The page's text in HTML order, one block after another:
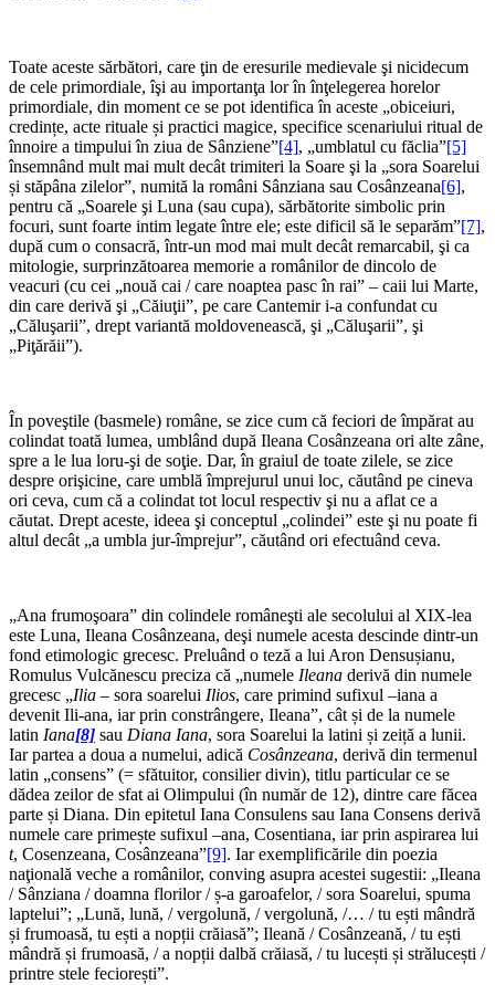
Toate aceste sărbători, care ţin de eresurile medievale şi nicidecum
de cele primordiale, îşi au importanţa lor în înţelegerea horelor
primordiale, din moment ce se pot identifica în aceste „obiceiuri,
credințe, acte rituale și practici magice, specifice scenariului ritual de
înnoire a timpului în ziua de Sânziene”[4], „umblatul cu făclia”[5]
însemnând mult mai mult decât trimiteri la Soare şi la „sora Soarelui
și stăpâna zilelor”, numită la români Sânziana sau Cosânzeana[6],
pentru că „Soarele şi Luna (sau cupa), sărbătorite simbolic prin
focuri, sunt foarte intim legate între ele; este dificil să le separăm”[7],
după cum o consacră, într-un mod mai mult decât remarcabil, şi ca
mitologie, surprinzătoarea memorie a românilor de dincolo de
veacuri (cu cei „nouă cai / care noaptea pasc în rai” – caii lui Marte,
din care derivă şi „Căiuţii”, pe care Cantemir i-a confundat cu
„Căluşarii”, drept variantă moldovenească, şi „Căluşarii”, şi
„Piţărăii”).
În poveştile (basmele) române, se zice cum că feciori de împărat au
colindat toată lumea, umblând după Ileana Cosânzeana ori alte zâne,
spre a le lua loru-şi de soţie. Dar, în graiul de toate zilele, se zice
despre orişicine, care umblă împrejurul unui loc, căutând pe cineva
ori ceva, cum că a colindat tot locul respectiv şi nu a aflat ce a
căutat. Drept aceste, ideea şi conceptul „colindei” este şi nu poate fi
altul decât „a umbla jur-împrejur”, căutând ori efectuând ceva.
„Ana frumoşoara” din colindele româneşti ale secolului al XIX-lea
este Luna, Ileana Cosânzeana, deşi numele acesta descinde dintr-un
fond etimologic grecesc. Preluând o teză a lui Aron Densușianu,
Romulus Vulcănescu preciza că „numele Ileana derivă din numele
grecesc „Ilia – sora soarelui Ilios, care primind sufixul –iana a
devenit Ili-ana, iar prin constrângere, Ileana”, cât și de la numele
latin Iana[8] sau Diana Iana, sora Soarelui la latini și zeiță a lunii.
Iar partea a doua a numelui, adică Cosânzeana, derivă din termenul
latin „consens” (= sfătuitor, consilier divin), titlu particular ce se
dădea zeilor de sfat ai Olimpului (în număr de 12), dintre care făcea
parte și Diana. Din epitetul Iana Consulens sau Iana Consens derivă
numele care primește sufixul –ana, Cosentiana, iar prin aspirarea lui
t, Cosenzeana, Cosânzeana”[9]. Iar exemplificările din poezia
naţională veche a românilor, conving asupra acestei sugestii: „Ileana
/ Sânziana / doamna florilor / ș-a garoafelor, / sora Soarelui, spuma
laptelui”; „Lună, lună, / vergolună, / vergolună, /… / tu ești mândră
și frumoasă, tu ești a nopții crăiasă”; Ileană / Cosânzeană, / tu ești
mândră și frumoasă, / a nopții dalbă crăiasă, / tu lucești și strălucești /
printre stele feciorești”.